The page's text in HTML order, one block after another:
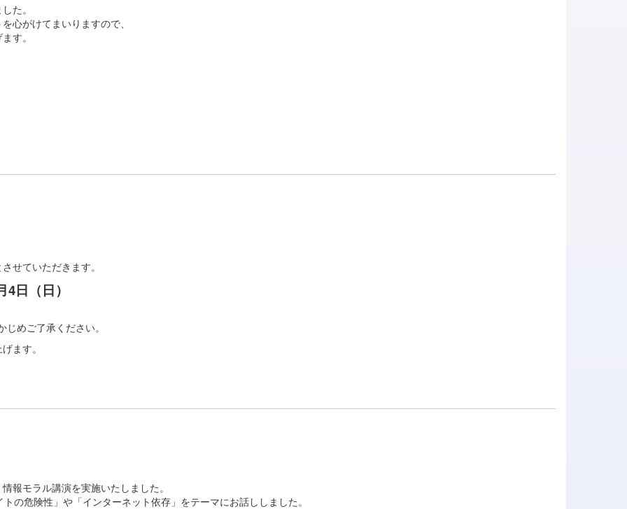
た。
心がけてまいりますので、
す。
せていただきます。
日（日）
めご了承ください。
ます。
報モラル講演を実施いたしました。
の危険性」や「インターネット依存」をテーマにお話ししました。